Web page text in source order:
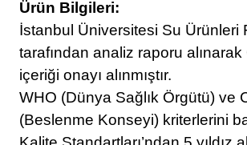
Ürün Bilgileri:
İstanbul Üniversitesi Su Ürünleri
tarafından analiz raporu
içeriği onayı alınmıştır.
​WHO (Dünya Sağlık Örgütü) ve
(Beslenme Konseyi) kriterlerini